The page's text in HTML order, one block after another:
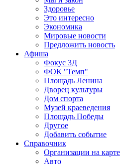
Здоровье
Это интересно
Экономика
Мировые новости
Предложить новость
Афиша
Фокус 3Д
ФОК "Темп"
Площадь Ленина
Дворец культуры
Дом спорта
Музей краеведения
Площадь Победы
Другое
Добавить событие
Справочник
Организации на карте
Авто